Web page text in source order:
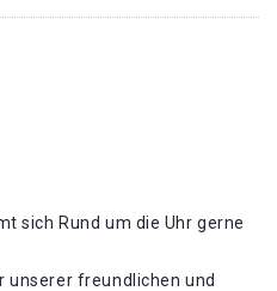
sich Rund um die Uhr gerne
unserer freundlichen und